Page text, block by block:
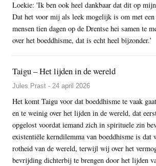
Loekie: 'Ik ben ook heel dankbaar dat dit op
Dat het voor mij als leek mogelijk is om met
mensen tien dagen op de Drentse hei samen te
over het boeddhisme, dat is echt heel bijzonder.’
Taigu – Het lijden in de wereld
Jules Prast - 24 april 2026
Het komt Taigu voor dat boeddhisme te vaak
en te weinig over het lijden in de wereld, dat
opgelost voordat iemand zich in spirituele zin
existentiële kerndilemma van boeddhisme is dat
rotheid van de wereld, terwijl wij over het
bevrijding dichterbij te brengen door het lijden